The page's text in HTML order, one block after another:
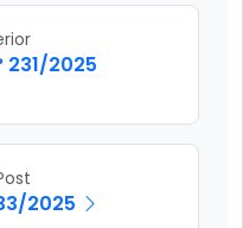
231/2025
2025